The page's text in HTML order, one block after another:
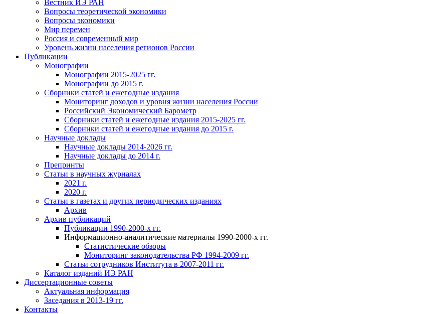
Вестник ИЭ РАН
Вопросы теоретической экономики
Вопросы экономики
Мир перемен
Россия и современный мир
Уровень жизни населения регионов России
Публикации
Монографии
Монографии 2015-2025 гг.
Монографии до 2015 г.
Сборники статей и ежегодные издания
Мониторинг доходов и уровня жизни населения России
Российский Экономический Барометр
Сборники статей и ежегодные издания 2015-2025 гг.
Сборники статей и ежегодные издания до 2015 г.
Научные доклады
Научные доклады 2014-2026 гг.
Научные доклады до 2014 г.
Препринты
Статьи в научных журналах
2021 г.
2020 г.
Статьи в газетах и других периодических изданиях
Архив
Архив публикаций
Публикации 1990-2000-х гг.
Информационно-аналитические материалы 1990-2000-х гг.
Статистические обзоры
Мониторинг законодательства РФ 1994-2009 гг.
Статьи сотрудников Института в 2007-2011 гг.
Каталог изданий ИЭ РАН
Диссертационные советы
Актуальная информация
Заседания в 2013-19 гг.
Контакты